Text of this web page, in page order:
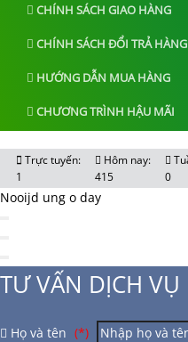
CHÍNH SÁCH GIAO HÀNG
CHÍNH SÁCH ĐỔI TRẢ HÀNG
HƯỚNG DẪN MUA HÀNG
CHƯƠNG TRÌNH HẬU MÃI
Trực tuyến:
1
Hôm nay:
415
0
Nooijd ung o day
TƯ VẤN DỊCH VỤ
Họ và tên (*)